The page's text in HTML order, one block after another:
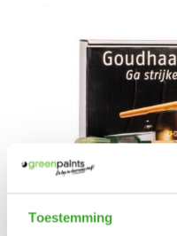
Toestemming